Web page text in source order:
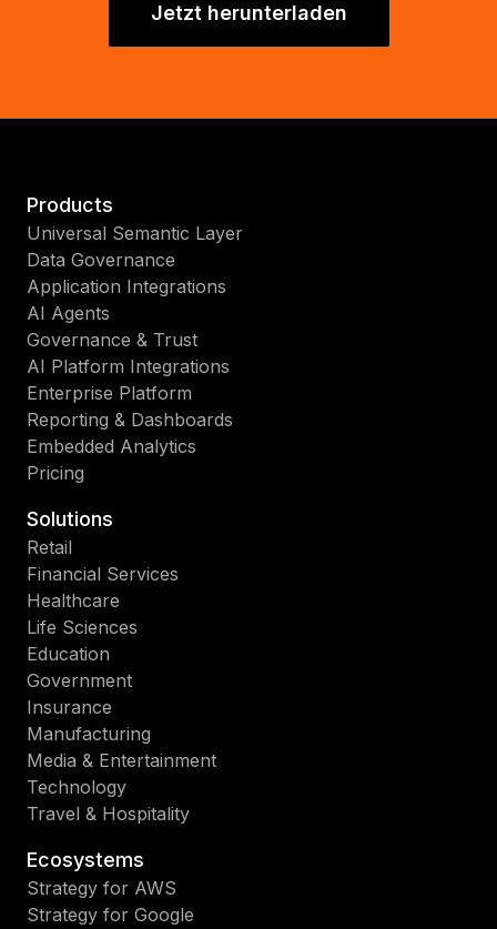
Jetzt herunterladen
Products
Universal Semantic Layer
Data Governance
Application Integrations
AI Agents
Governance & Trust
AI Platform Integrations
Enterprise Platform
Reporting & Dashboards
Embedded Analytics
Pricing
Solutions
Retail
Financial Services
Healthcare
Life Sciences
Education
Government
Insurance
Manufacturing
Media & Entertainment
Technology
Travel & Hospitality
Ecosystems
Strategy for AWS
Strategy for Google